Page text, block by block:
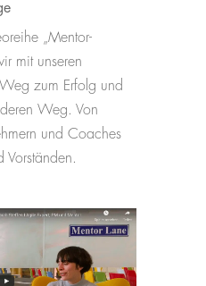
„Mentor-
mit unseren
zum Erfolg und
Weg. Von
und Coaches
Vorständen.